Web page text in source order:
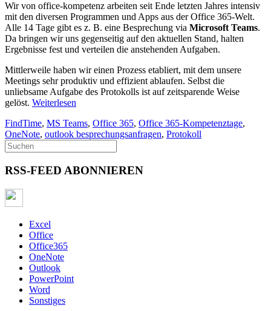
Wir von office-kompetenz arbeiten seit Ende letzten Jahres intensiv
mit den diversen Programmen und Apps aus der Office 365-Welt.
Alle 14 Tage gibt es z. B. eine Besprechung via Microsoft Teams.
Da bringen wir uns gegenseitig auf den aktuellen Stand, halten
Ergebnisse fest und verteilen die anstehenden Aufgaben.
Mittlerweile haben wir einen Prozess etabliert, mit dem unsere
Meetings sehr produktiv und effizient ablaufen. Selbst die
unliebsame Aufgabe des Protokolls ist auf zeitsparende Weise
gelöst. Weiterlesen
FindTime, MS Teams, Office 365, Office 365-Kompetenztage,
OneNote, outlook besprechungsanfragen, Protokoll
RSS-FEED ABONNIEREN
Excel
Office
Office365
OneNote
Outlook
PowerPoint
Word
Sonstiges